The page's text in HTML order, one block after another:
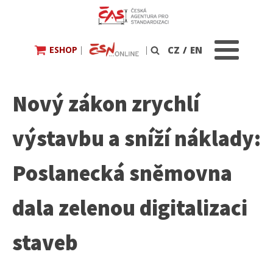
ESHOP | | Vyhledávání
CZ / EN
Nový zákon zrychlí
výstavbu a sníží náklady:
Poslanecká sněmovna
dala zelenou digitalizaci
staveb